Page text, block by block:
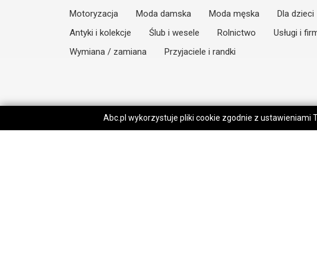
Motoryzacja Moda damska Moda męska Dla dzieci
Antyki i kolekcje
Ślub i wesele Rolnictwo Usługi i
Wymiana / zamiana
Przyjaciele i randki
Abc.pl wykorzystuje pliki cookie zgodnie z